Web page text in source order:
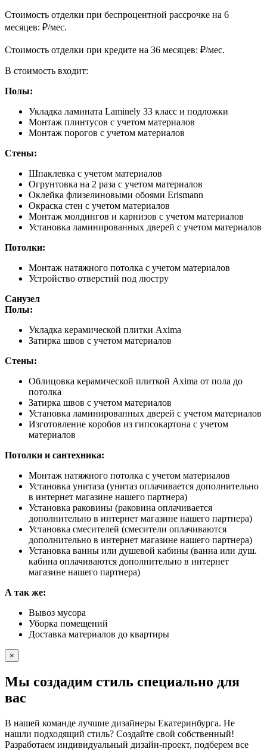
Cтоимость отделки при беспроцентной рассрочке на 6
месяцев: ₽/мес.
Cтоимость отделки при кредите на 36 месяцев: ₽/мес.
В стоимость входит:
Полы:
Укладка ламината Laminely 33 класс и подложки
Монтаж плинтусов с учетом материалов
Монтаж порогов с учетом материалов
Стены:
Шпаклевка с учетом материалов
Огрунтовка на 2 раза с учетом материалов
Оклейка флизелиновыми обоями Erismann
Окраска стен с учетом материалов
Монтаж молдингов и карнизов с учетом материалов
Установка ламинированных дверей с учетом материалов
Потолки:
Монтаж натяжного потолка с учетом материалов
Устройство отверстий под люстру
Санузел
Полы:
Укладка керамической плитки Axima
Затирка швов с учетом материалов
Стены:
Облицовка керамической плиткой Axima от пола до
потолка
Затирка швов с учетом материалов
Установка ламинированных дверей с учетом материалов
Изготовление коробов из гипсокартона с учетом
материалов
Потолки и сантехника:
Монтаж натяжного потолка с учетом материалов
Установка унитаза (унитаз оплачивается дополнительно
в интернет магазине нашего партнера)
Установка раковины (раковина оплачивается
дополнительно в интернет магазине нашего партнера)
Установка смесителей (смесители оплачиваются
дополнительно в интернет магазине нашего партнера)
Установка ванны или душевой кабины (ванна или душ.
кабина оплачиваются дополнительно в интернет
магазине нашего партнера)
А так же:
Вывоз мусора
Уборка помещений
Доставка материалов до квартиры
×
Мы создадим стиль специально для
вас
В нашей команде лучшие дизайнеры Екатеринбурга. Не
нашли подходящий стиль? Создайте свой собственный!
Разработаем индивидуальный дизайн-проект, подберем все